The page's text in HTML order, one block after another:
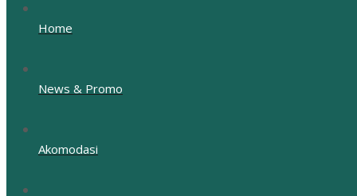
Home
News & Promo
Akomodasi